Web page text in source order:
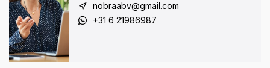
nobraabv@gmail.com
+31 6 21986987